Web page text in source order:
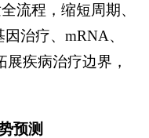
流程，缩短周期、
治疗、mRNA、
疾病治疗边界，
预测